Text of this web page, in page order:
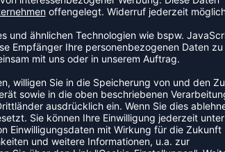
B6R BASKETBALL
UVP 21,99 € |
SALE
-30%